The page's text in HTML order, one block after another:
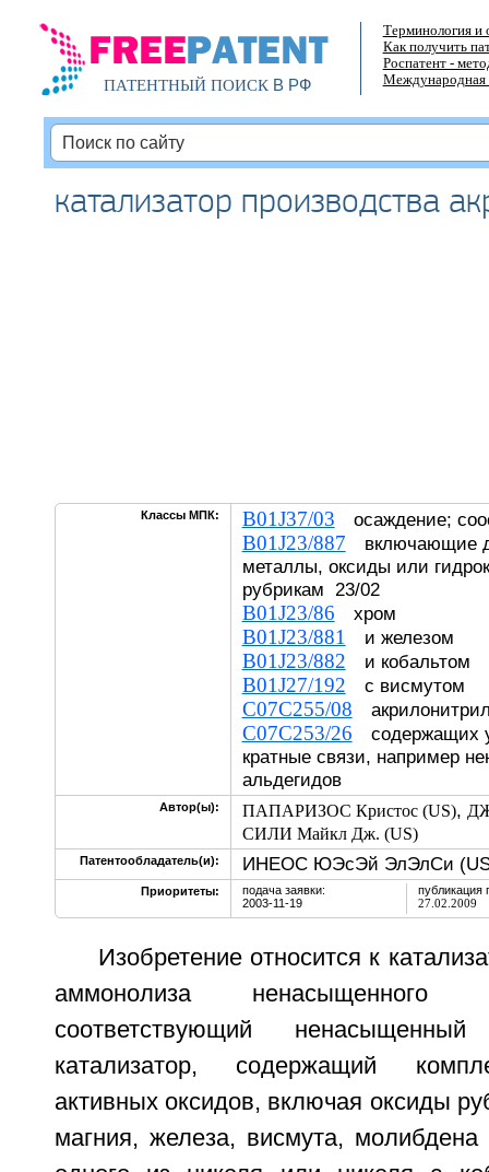
ПАТЕНТНЫЙ ПОИСКВ РФ
Терминология и
Как получить
Роспатент -
Международная
катализатор производства
Классы МПК: B01J37/03 осаждение;
B01J23/887 включающие
металлы, оксиды или
рубрикам 23/02
B01J23/86 хром
B01J23/881 и железом
B01J23/882 и кобальтом
B01J27/192 с висмутом
C07C255/08
C07C253/26 содержащих
кратные связи, например
альдегидов
Автор(ы): ПАПАРИЗОС Кристос (US),
СИЛИ Майкл Дж. (US)
Патентообладатель(и): ИНЕОС ЮЭсЭй ЭлЭлСи
Приоритеты:
подача заявки:
2003-11-19
публикация
27.02.2009
Изобретение относится к
аммонолиза ненасыщенного
соответствующий
катализатор, содержащий
активных оксидов, включая оксиды
магния, железа, висмута,